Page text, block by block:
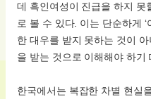
데 흑인여성이 진급을 하지 못
로 볼 수 있다. 이는 단순하게 ‘
한 대우를 받지 못하는 것이 아
을 받는 것으로 이해해야 하기
한국에서는 복잡한 차별 현실